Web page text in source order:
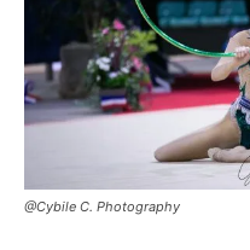
@Cybile C. Photography